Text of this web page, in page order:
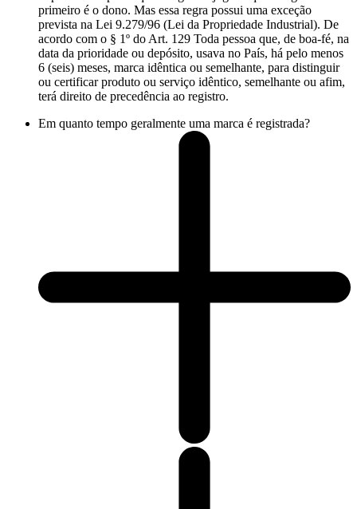
primeiro é o dono. Mas essa regra possui uma exceção
prevista na Lei 9.279/96 (Lei da Propriedade Industrial). De
acordo com o § 1º do Art. 129 Toda pessoa que, de boa-fé, na
data da prioridade ou depósito, usava no País, há pelo menos
6 (seis) meses, marca idêntica ou semelhante, para distinguir
ou certificar produto ou serviço idêntico, semelhante ou afim,
terá direito de precedência ao registro.
Em quanto tempo geralmente uma marca é registrada?